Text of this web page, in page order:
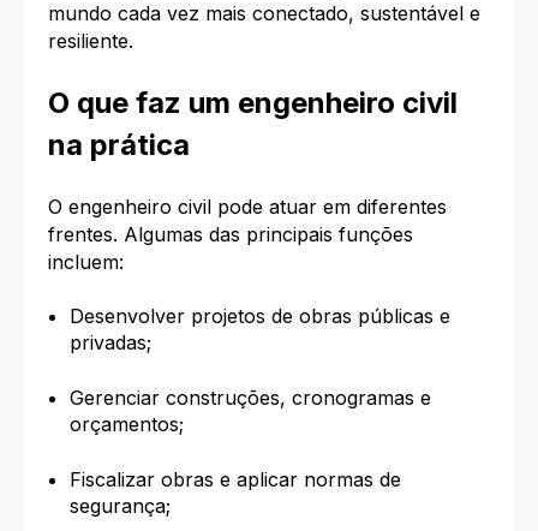
mundo cada vez mais conectado, sustentável e
resiliente.
O que faz um engenheiro civil
na prática
O engenheiro civil pode atuar em diferentes
frentes. Algumas das principais funções
incluem:
Desenvolver projetos de obras públicas e
privadas;
Gerenciar construções, cronogramas e
orçamentos;
Fiscalizar obras e aplicar normas de
segurança;